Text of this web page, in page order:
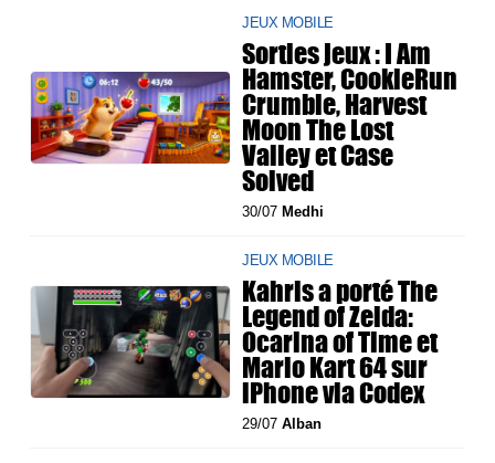
JEUX MOBILE
Sorties jeux : I Am
Hamster, CookieRun
Crumble, Harvest
Moon The Lost
Valley et Case
Solved
30/07 Medhi
JEUX MOBILE
Kahris a porté The
Legend of Zelda:
Ocarina of Time et
Mario Kart 64 sur
iPhone via Codex
29/07Alban